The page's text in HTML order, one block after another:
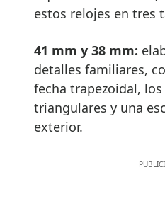
estos relojes en tres
41 mm y 38 mm:
detalles familiares,
fecha trapezoidal,
triangulares y una
exterior.